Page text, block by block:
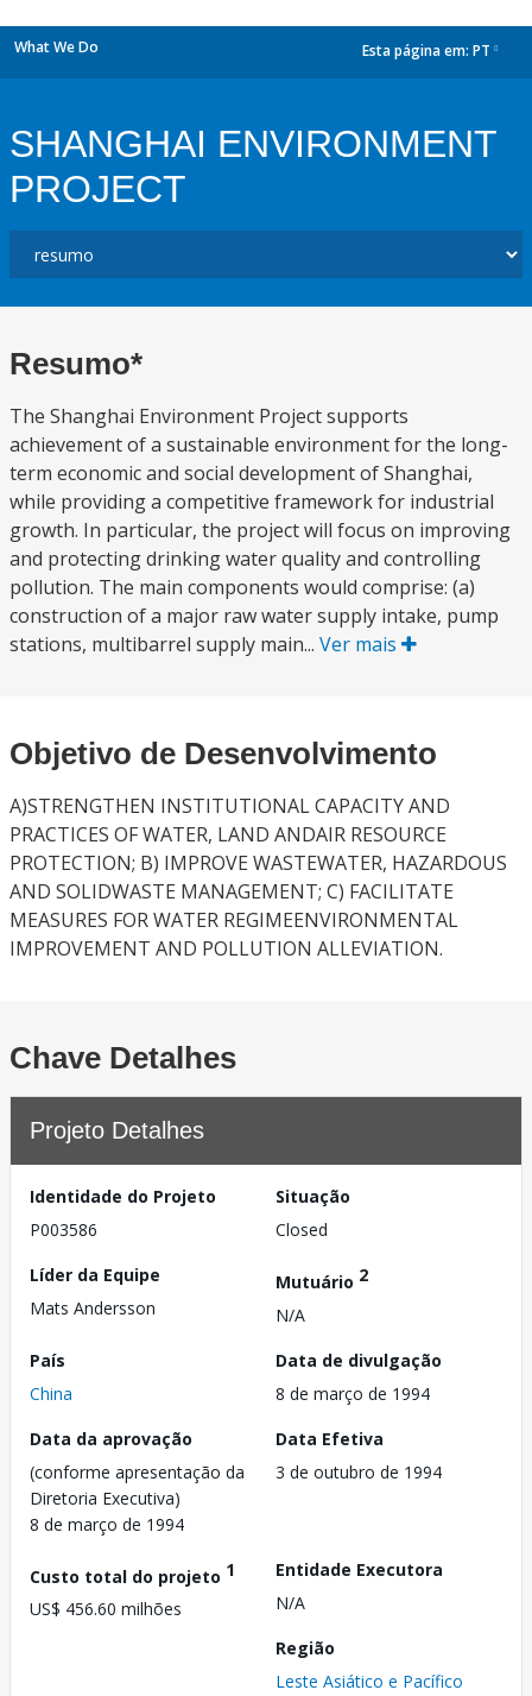
What We Do Esta página em: PT
SHANGHAI ENVIRONMENT
PROJECT
Resumo*
The Shanghai Environment Project supports
achievement of a sustainable environment for the long-
term economic and social development of Shanghai,
while providing a competitive framework for industrial
growth. In particular, the project will focus on improving
and protecting drinking water quality and controlling
pollution. The main components would comprise: (a)
construction of a major raw water supply intake, pump
stations, multibarrel supply main... Ver mais
Objetivo de Desenvolvimento
A)STRENGTHEN INSTITUTIONAL CAPACITY AND
PRACTICES OF WATER, LAND ANDAIR RESOURCE
PROTECTION; B) IMPROVE WASTEWATER, HAZARDOUS
AND SOLIDWASTE MANAGEMENT; C) FACILITATE
MEASURES FOR WATER REGIMEENVIRONMENTAL
IMPROVEMENT AND POLLUTION ALLEVIATION.
Chave Detalhes
Projeto Detalhes
Identidade do Projeto
P003586
Situação
Closed
Líder da Equipe
Mats Andersson
Mutuário 2
N/A
País
China
Data de divulgação
8 de março de 1994
Data da aprovação
(conforme apresentação da
Diretoria Executiva)
8 de março de 1994
Data Efetiva
3 de outubro de 1994
Custo total do projeto 1
US$ 456.60 milhões
Entidade Executora
N/A
Região
Leste Asiático e Pacífico